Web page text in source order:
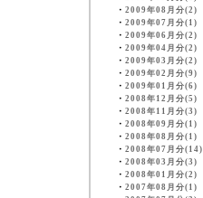
・ 2009年08月分(2)
・ 2009年07月分(1)
・ 2009年06月分(2)
・ 2009年04月分(2)
・ 2009年03月分(2)
・ 2009年02月分(9)
・ 2009年01月分(6)
・ 2008年12月分(5)
・ 2008年11月分(3)
・ 2008年09月分(1)
・ 2008年08月分(1)
・ 2008年07月分(14)
・ 2008年03月分(3)
・ 2008年01月分(2)
・ 2007年08月分(1)